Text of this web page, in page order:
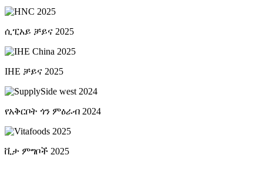
ሲፒአይ ቻይና 2025
IHE ቻይና 2025
የአቅርቦት ጎን ምዕራብ 2024
ቪታ ምግቦች 2025